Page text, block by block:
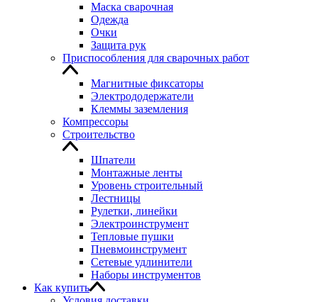
Маска сварочная
Одежда
Очки
Защита рук
Приспособления для сварочных работ
Магнитные фиксаторы
Электрододержатели
Клеммы заземления
Компрессоры
Строительство
Шпатели
Монтажные ленты
Уровень строительный
Лестницы
Рулетки, линейки
Электроинструмент
Тепловые пушки
Пневмоинструмент
Сетевые удлинители
Наборы инструментов
Как купить